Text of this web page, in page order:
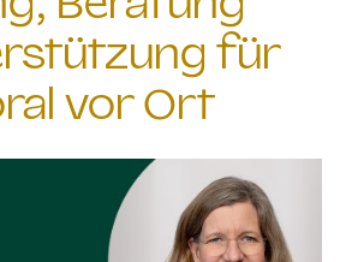
für
vor Ort